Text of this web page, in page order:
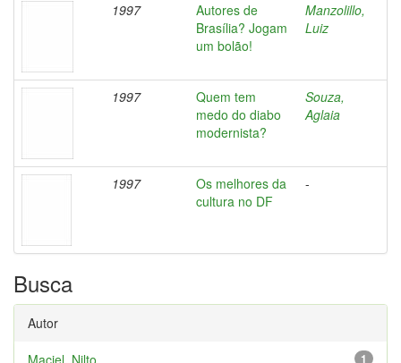
1997
Autores de
Brasília? Jogam
um bolão!
Manzolillo,
Luiz
1997
Quem tem
medo do diabo
modernista?
Souza,
Aglaia
1997
Os melhores da
cultura no DF
-
Busca
Autor
1
Maciel, Nilto